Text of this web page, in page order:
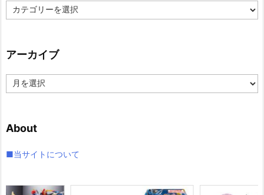
カ
テ
ー
アーカイブ
ー
ブ
About
■当サイトについて